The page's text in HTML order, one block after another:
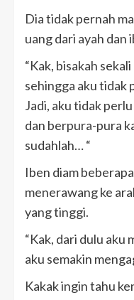
Dia tidak pernah
uang dari ayah dan
“Kak, bisakah
sehingga aku tidak
Jadi, aku tidak
dan berpura-pura
sudahlah… “
Iben diam
menerawang ke
yang tinggi.
“Kak, dari dulu aku
aku semakin
Kakak ingin tahu